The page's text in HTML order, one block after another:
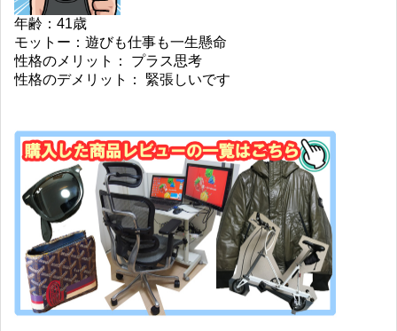
年齢：41歳
モットー：遊びも仕事も一生懸命
性格のメリット： プラス思考
性格のデメリット： 緊張しいです